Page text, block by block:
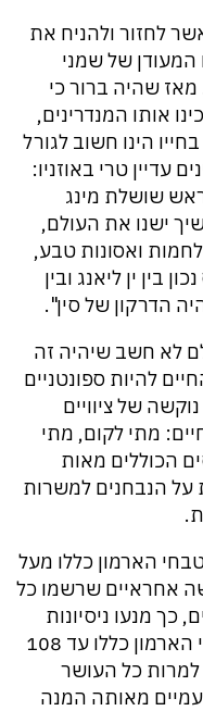
לחזור ולהניח את
המעודן של שמני
שהיה ברור כי
אותו המנדרינים,
הינו חשוב לגורל
עדיין טרי באוזניו:
שושלת מינג
ישנו את העולם,
ואסונות טבע,
בין ין ליאנג ובין
הדרקון של סין".
לא חשב שיהיה זה
להיות ספונטניים
של ציוויים
מתי לקום, מתי
הכוללים מאות
על הנבחנים למשרות
הארמון כללו מעל
אחראיים שרשמו כל
כך מנעו ניסיונות
הרעלות. ארוחות רשמיות בתחומי הארמון כללו עד 108
למרות כל העושר
מאותה המנה